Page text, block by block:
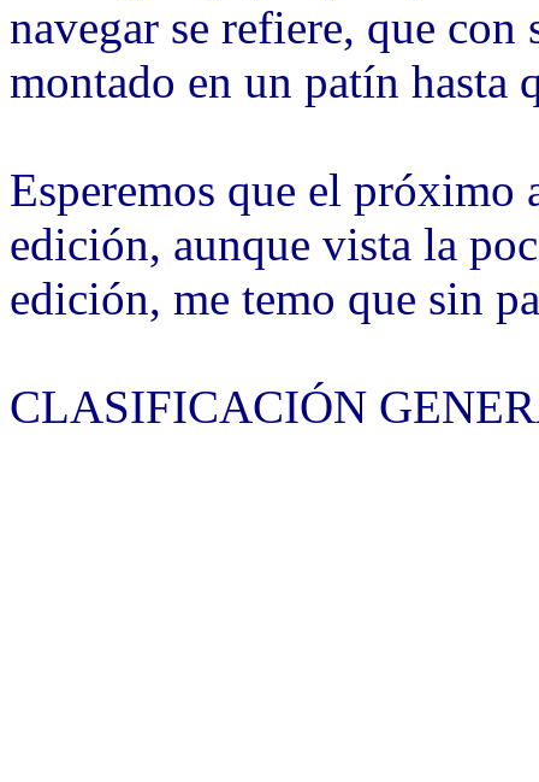
navegar se refiere, que con
montado en un patín hasta
Esperemos que el próximo
edición, aunque vista la
edición, me temo que sin
CLASIFICACIÓN